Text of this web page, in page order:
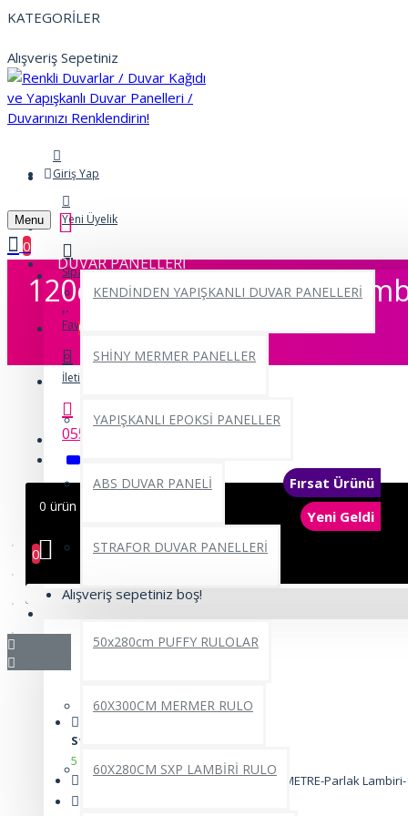
KATEGORİLER
Alışveriş Sepetiniz
Giriş Yap
Yeni Üyelik
Siparişlerim
Favorilerim
0
İletişim
0552 662 22 69
0 ürün - 0,00TL
0
Alışveriş sepetiniz boş!
DUVAR PANELLERİ
KENDİNDEN YAPIŞKANLI DUVAR PANELLERİ
SHİNY MERMER PANELLER
YAPIŞKANLI EPOKSİ PANELLER
ABS DUVAR PANELİ
STRAFOR DUVAR PANELLERİ
50x280cm PUFFY RULOLAR
60X300CM MERMER RULO
60X280CM SXP LAMBİRİ RULO
Menu
0
120cmx 3 Metre Shiny
Fırsat Ürünü
Yeni Geldi
Stok Durumu:
5
Ürün Kodu:: CYCZT00175-120CM X 3 METRE-Parlak